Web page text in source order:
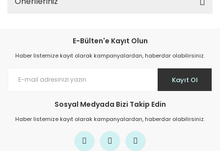
E-Bülten'e Kayıt Olun
Haber listemize kayıt olarak kampanyalardan, haberdar olabilirsiniz.
Kayıt Ol
Sosyal Medyada Bizi Takip Edin
Haber listemize kayıt olarak kampanyalardan, haberdar olabilirsiniz.